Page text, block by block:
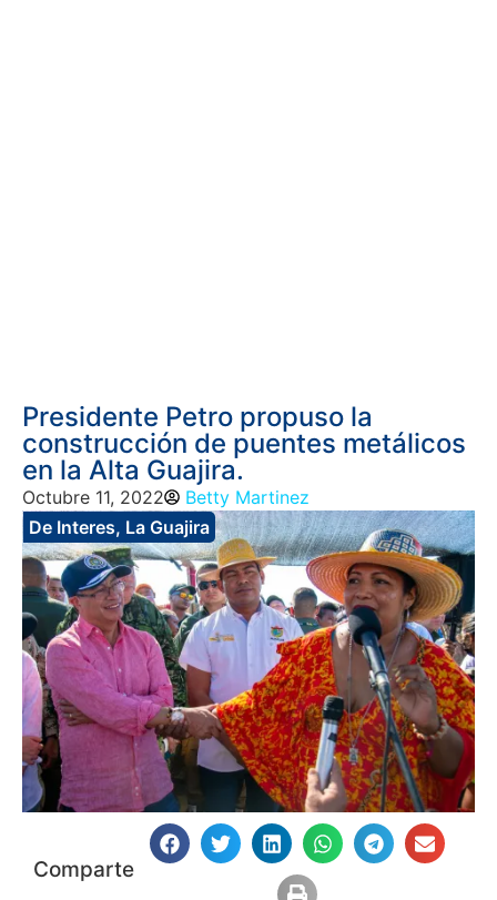
Presidente Petro propuso la
construcción de puentes metálicos
en la Alta Guajira.
Octubre 11, 2022
Betty Martinez
De Interes, La Guajira
Comparte